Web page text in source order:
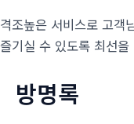
격조높은 서비스로 고객
즐기실 수 있도록 최선을
방명록